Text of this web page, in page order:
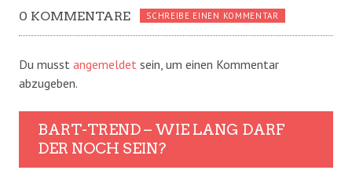
0 KOMMENTARE SCHREIBE EINEN KOMMENTAR
Du musst angemeldet sein, um einen Kommentar
abzugeben.
BART-TREND – WIE LANG DARF
DER NOCH SEIN?